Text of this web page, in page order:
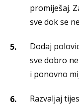
promiješaj.
sve dok se
Dodaj
sve dobro
i ponovno
Razvaljaj